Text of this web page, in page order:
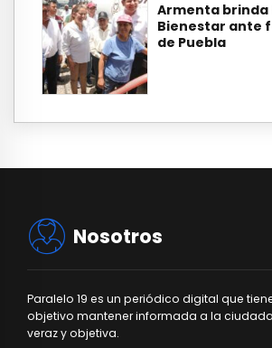
Armenta brinda
Bienestar ante
de Puebla
Nosotros
Paralelo 19 es un periódico digital que
objetivo mantener informada a la
veraz y objetiva.